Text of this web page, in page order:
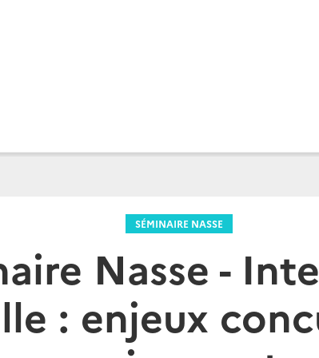
SÉMINAIRE NASSE
Nasse -
: enjeux